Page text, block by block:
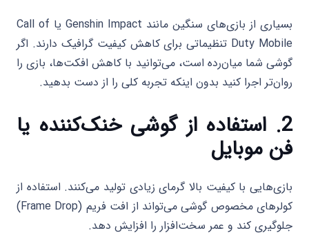
بسیاری از بازی‌های سنگین مانند Genshin Impact یا Call of
Duty Mobile تنظیماتی برای کاهش کیفیت گرافیک دارند. اگر
گوشی شما میان‌رده است، می‌توانید با کاهش افکت‌ها، بازی را
روان‌تر اجرا کنید بدون اینکه تجربه کلی را از دست بدهید.
2. استفاده از گوشی خنک‌کننده یا
فن موبایل
بازی‌هایی با کیفیت بالا گرمای زیادی تولید می‌کنند. استفاده از
کولرهای مخصوص گوشی می‌تواند از افت فریم (Frame Drop)
جلوگیری کند و عمر سخت‌افزار را افزایش دهد.